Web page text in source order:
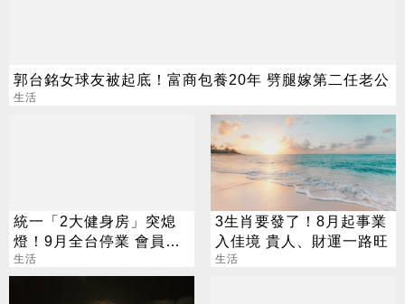
郭台銘女球友被起底！富商包養20年 劈腿嫁第二任老公
生活
統一「2大健身房」突熄
燈！9月全台停業 會員退
費方案一次看
生活
3生肖要發了！8月起事業
入佳境 貴人、財運一路旺
生活